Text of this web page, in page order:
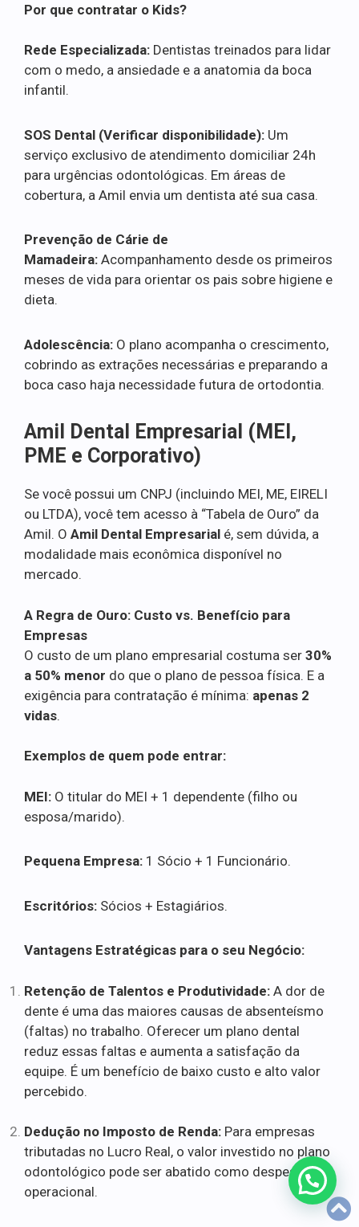
Por que contratar o Kids?
Rede Especializada: Dentistas treinados para lidar
com o medo, a ansiedade e a anatomia da boca
infantil.
SOS Dental (Verificar disponibilidade): Um
serviço exclusivo de atendimento domiciliar 24h
para urgências odontológicas. Em áreas de
cobertura, a Amil envia um dentista até sua casa.
Prevenção de Cárie de
Mamadeira: Acompanhamento desde os primeiros
meses de vida para orientar os pais sobre higiene e
dieta.
Adolescência: O plano acompanha o crescimento,
cobrindo as extrações necessárias e preparando a
boca caso haja necessidade futura de ortodontia.
Amil Dental Empresarial (MEI,
PME e Corporativo)
Se você possui um CNPJ (incluindo MEI, ME, EIRELI
ou LTDA), você tem acesso à “Tabela de Ouro” da
Amil. O Amil Dental Empresarial é, sem dúvida, a
modalidade mais econômica disponível no
mercado.
A Regra de Ouro: Custo vs. Benefício para
Empresas
O custo de um plano empresarial costuma ser 30%
a 50% menor do que o plano de pessoa física. E a
exigência para contratação é mínima: apenas 2
vidas.
Exemplos de quem pode entrar:
MEI: O titular do MEI + 1 dependente (filho ou
esposa/marido).
Pequena Empresa: 1 Sócio + 1 Funcionário.
Escritórios: Sócios + Estagiários.
Vantagens Estratégicas para o seu Negócio:
Retenção de Talentos e Produtividade: A dor de
dente é uma das maiores causas de absenteísmo
(faltas) no trabalho. Oferecer um plano dental
reduz essas faltas e aumenta a satisfação da
equipe. É um benefício de baixo custo e alto valor
percebido.
Dedução no Imposto de Renda: Para empresas
tributadas no Lucro Real, o valor investido no plano
odontológico pode ser abatido como despesa
operacional.